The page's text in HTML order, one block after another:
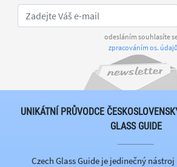
odesláním souhlasíte
zpracováním os. údajů
UNIKÁTNÍ PRŮVODCE
GLASS GUIDE
Czech Glass Guide je jedinečný